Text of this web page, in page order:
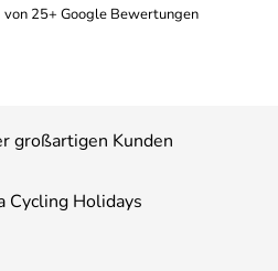
von 25+ Google Bewertungen
großartigen Kunden